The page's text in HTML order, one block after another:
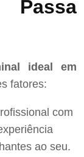
ideal em
fatores:
com
ao seu.